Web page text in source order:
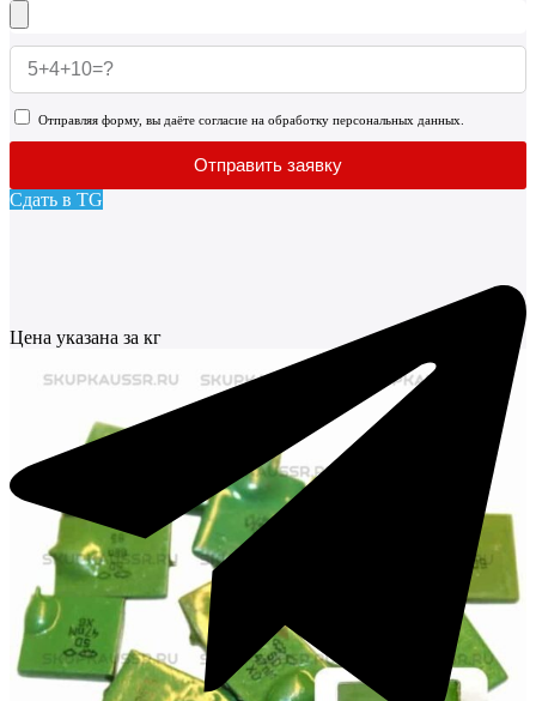
Отправляя форму, вы даёте согласие на обработку персональных данных.
Отправить заявку
Сдать в TG
Цена указана за кг